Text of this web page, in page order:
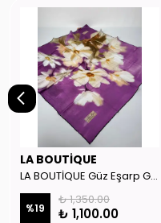
LA BOUTİQUE
LA BOUTİQUE Güz Eşarp GYSE262908
%19
₺ 1,350.00
₺ 1,100.00